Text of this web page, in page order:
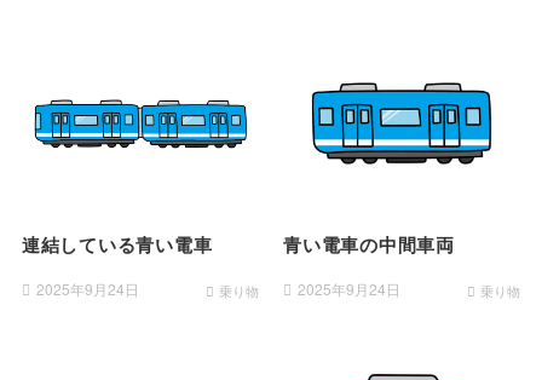
連結している青い電車
2025年9月24日 乗り物
青い電車の中間車両
2025年9月24日 乗り物